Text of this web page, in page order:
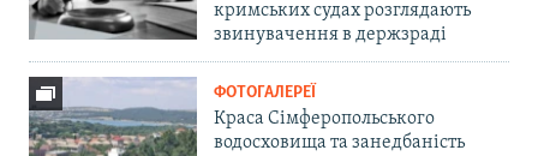
кримських судах розглядають
звинувачення в держзраді
ФОТОГАЛЕРЕЇ
Краса Сімферопольського
водосховища та занедбаність